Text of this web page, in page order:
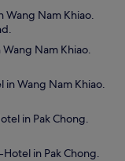
Nam Khiao.
Nam Khiao.
Wang Nam Khiao.
in Pak Chong.
in Pak Chong.